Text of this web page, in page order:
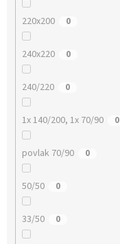
220x200 0
240x220 0
240/220 0
1x 140/200, 1x 70/90 0
povlak 70/90 0
50/50 0
33/50 0